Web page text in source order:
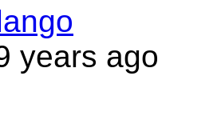
years ago